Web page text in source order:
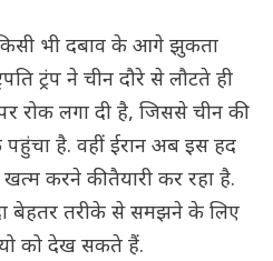
भी दबाव के आगे झुकता
ट्रंप ने चीन दौरे से लौटते ही
रोक लगा दी है, जिससे चीन की
है. वहीं ईरान अब इस हद
करने की तैयारी कर रहा है.
बेहतर तरीके से समझने के लिए
को देख सकते हैं.